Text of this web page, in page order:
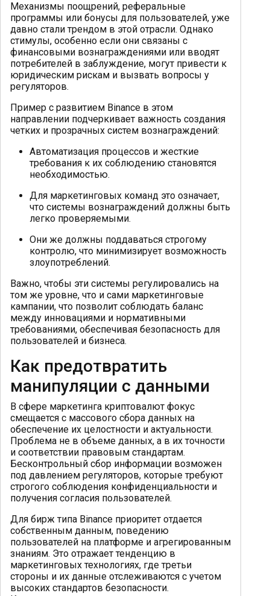
Механизмы поощрений, реферальные
программы или бонусы для пользователей, уже
давно стали трендом в этой отрасли. Однако
стимулы, особенно если они связаны с
финансовыми вознаграждениями или вводят
потребителей в заблуждение, могут привести к
юридическим рискам и вызвать вопросы у
регуляторов.
Пример с развитием Binance в этом
направлении подчеркивает важность создания
четких и прозрачных систем вознаграждений:
Автоматизация процессов и жесткие
требования к их соблюдению становятся
необходимостью.
Для маркетинговых команд это означает,
что системы вознаграждений должны быть
легко проверяемыми.
Они же должны поддаваться строгому
контролю, что минимизирует возможность
злоупотреблений.
Важно, чтобы эти системы регулировались на
том же уровне, что и сами маркетинговые
кампании, что позволит соблюдать баланс
между инновациями и нормативными
требованиями, обеспечивая безопасность для
пользователей и бизнеса.
Как предотвратить
манипуляции с данными
В сфере маркетинга криптовалют фокус
смещается с массового сбора данных на
обеспечение их целостности и актуальности.
Проблема не в объеме данных, а в их точности
и соответствии правовым стандартам.
Бесконтрольный сбор информации возможен
под давлением регуляторов, которые требуют
строгого соблюдения конфиденциальности и
получения согласия пользователей.
Для бирж типа Binance приоритет отдается
собственным данным, поведению
пользователей на платформе и агрегированным
знаниям. Это отражает тенденцию в
маркетинговых технологиях, где третьи
стороны и их данные отслеживаются с учетом
высоких стандартов безопасности.